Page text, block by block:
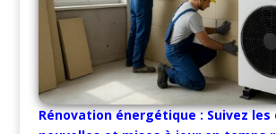
Rénovation énergétique : Suivez les